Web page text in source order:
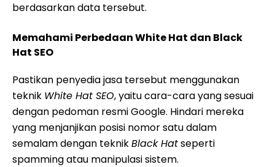
berdasarkan data tersebut.
Memahami Perbedaan White Hat dan Black
Hat SEO
Pastikan penyedia jasa tersebut menggunakan
teknik White Hat SEO, yaitu cara-cara yang sesuai
dengan pedoman resmi Google. Hindari mereka
yang menjanjikan posisi nomor satu dalam
semalam dengan teknikBlack Hatseperti
spamming atau manipulasi sistem.